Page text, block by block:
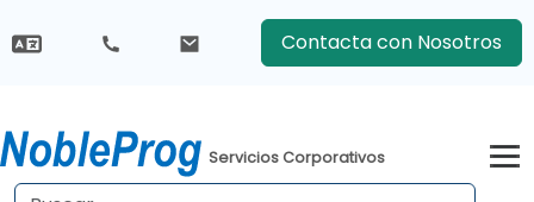
Contacta con Nosotros
Servicios Corporativos